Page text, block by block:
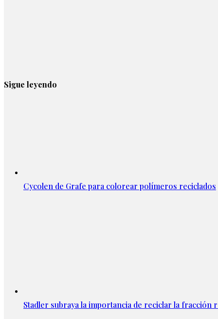
Sigue leyendo
Cycolen de Grafe para colorear polímeros reciclados
Stadler subraya la importancia de reciclar la fracción